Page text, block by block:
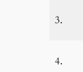
3.
4.